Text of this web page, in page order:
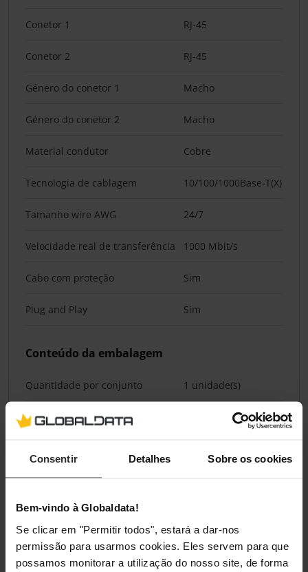
Consentir Detalhes Sobre os cookies
Bem-vindo à Globaldata!
Se clicar em "Permitir todos", estará a dar-nos
permissão para usarmos cookies. Eles servem para que
possamos monitorar a utilização do nosso site, de forma
Conetor 1 RJ-45
Conetor 2 RJ-45
Género do conetor 1 Macho
Género do conetor 2 Macho
Material condutor Cobre
Tecnologia de cablagem 10/100/1000Base-T(X)
Tamanho wire AWG 24/7
Velocidade real de transferência 1000 Mbit/s
Cabo com proteção Sim
Plug and Play Sim
Conteúdo da embalagem
Quantidade por conjunto 1 unidade(s)